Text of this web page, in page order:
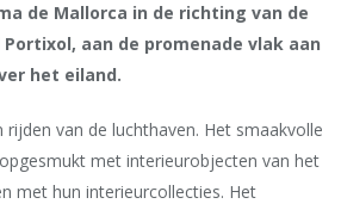
de Mallorca in de richting van de
aan de promenade vlak aan
het eiland.
van de luchthaven. Het smaakvolle
met interieurobjecten van het
met hun interieurcollecties. Het